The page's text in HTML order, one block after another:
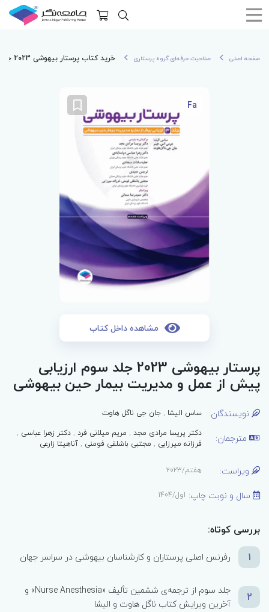
صفحه اصلی صلاحیت حرفه‌ای گروه پرستاری خرید کتاب پرستار بیهوشی 2023 جلد سوم ارزیابی پیش از عمل و مدیریت بیمار حین بیهوشی
Fa
مشاهده داخل کتاب
پرستار بیهوشی 2023 جلد سوم ارزیابی
پیش از عمل و مدیریت بیمار حین بیهوشی
نویسندگان: ساس الیشا ,جان جی ناگل هاوت
مترجمان: دکتر پریسا مرادی مجد , مریم میلانی فرد ,دکتر زهرا عباسی ,
فرزانه میرزایی , مجتبی باشلقی فومنی ,آناهیتا زارعی
ویراست: هفتم/2023
سال و نوبت چاپ: اول/1404
بررسی کوتاه:
1
رفرنس اصلی پرستاران و کارشناسان بیهوشی در سراسر جهان
2
جلد سوم از ترجمه‌ی ششمین تألیف «Nurse Anesthesia» و
آخرین ویرایش کتاب ناگل هاوت و الیشا